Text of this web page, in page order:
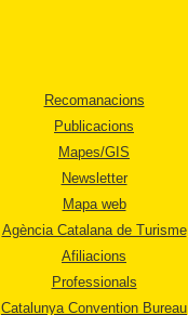
Recomanacions
Publicacions
Mapes/GIS
Newsletter
Mapa web
Agència Catalana de Turisme
Afiliacions
Professionals
Catalunya Convention Bureau